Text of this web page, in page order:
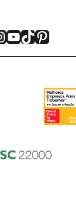
YouTube
TikTok